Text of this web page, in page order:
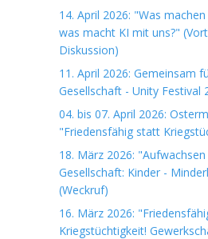
14. April 2026: "Was
was macht KI mit uns?"
Diskussion)
11. April 2026: Gemeinsam
Gesellschaft - Unity Festival
04. bis 07. April 2026:
"Friedensfähig statt
18. März 2026:
Gesellschaft: Kinder -
(Weckruf)
16. März 2026:
Kriegstüchtigkeit!